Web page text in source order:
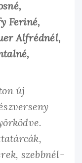
Feriné,
Alfrédnél,
új
szebbnél-